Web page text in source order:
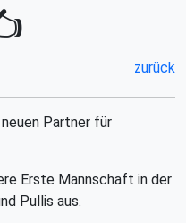
zurück
Partner für
Erste Mannschaft in der
Pullis aus.